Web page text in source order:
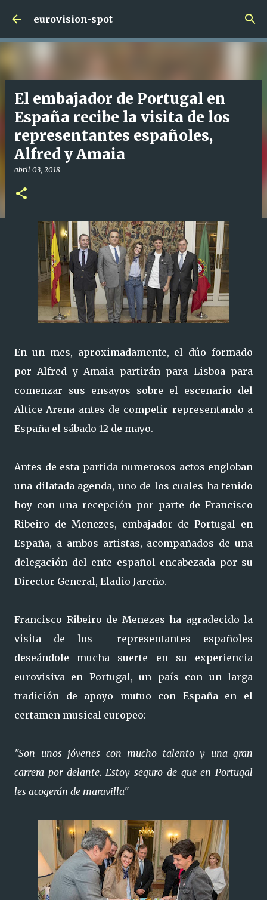
Ir al contenido principal
eurovision-spot
El embajador de Portugal en
España recibe la visita de los
representantes españoles,
Alfred y Amaia
abril 03, 2018
En un mes, aproximadamente, el dúo formado
por Alfred y Amaia partirán para Lisboa para
comenzar sus ensayos sobre el escenario del
Altice Arena antes de competir representando a
España el sábado 12 de mayo.
Antes de esta partida numerosos actos engloban
una dilatada agenda, uno de los cuales ha tenido
hoy con una recepción por parte de Francisco
Ribeiro de Menezes, embajador de Portugal en
España, a ambos artistas, acompañados de una
delegación del ente español encabezada por su
Director General, Eladio Jareño.
Francisco Ribeiro de Menezes ha agradecido la
visita de los representantes españoles
deseándole mucha suerte en su experiencia
eurovisiva en Portugal, un país con un larga
tradición de apoyo mutuo con España en el
certamen musical europeo:
"Son unos jóvenes con mucho talento y una gran
carrera por delante. Estoy seguro de que en Portugal
les acogerán de maravilla"